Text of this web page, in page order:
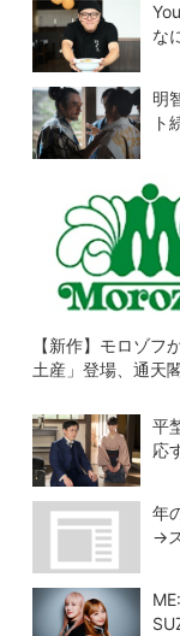
な
明
ト
【新作】モロゾフ
土産」登場、通天
クスイーツ 6カ所
平
応
年
→